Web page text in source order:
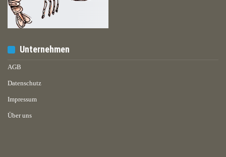
Unternehmen
AGB
Datenschutz
Impressum
Über uns